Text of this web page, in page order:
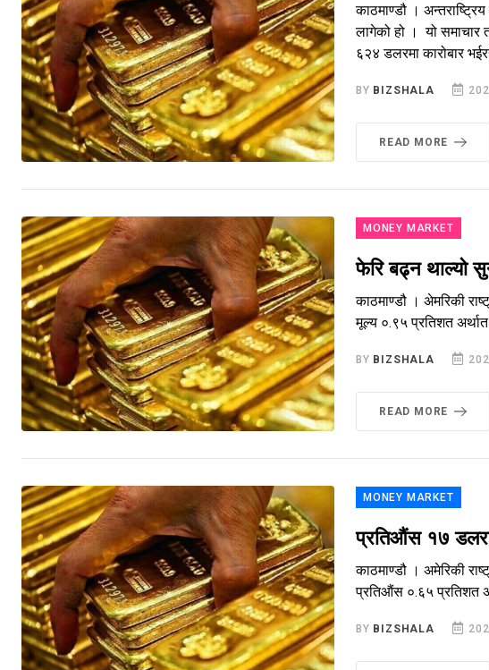
काठमाण्डौ ।
लागेको हो । यो समाचार
६२४ डलरमा कारोबार
BY BIZSHALA
READ MORE
MONEY MARKET
फेरि बढ्न थाल्यो
काठमाण्डौ । अ‍ेमरिकी
मूल्य ०.९५ प्रतिशत
BY BIZSHALA
READ MORE
MONEY MARKET
प्रतिऔंस १७
काठमाण्डौ । अमेरिकी
प्रतिऔंस ०.६५ प्रतिशत
BY BIZSHALA